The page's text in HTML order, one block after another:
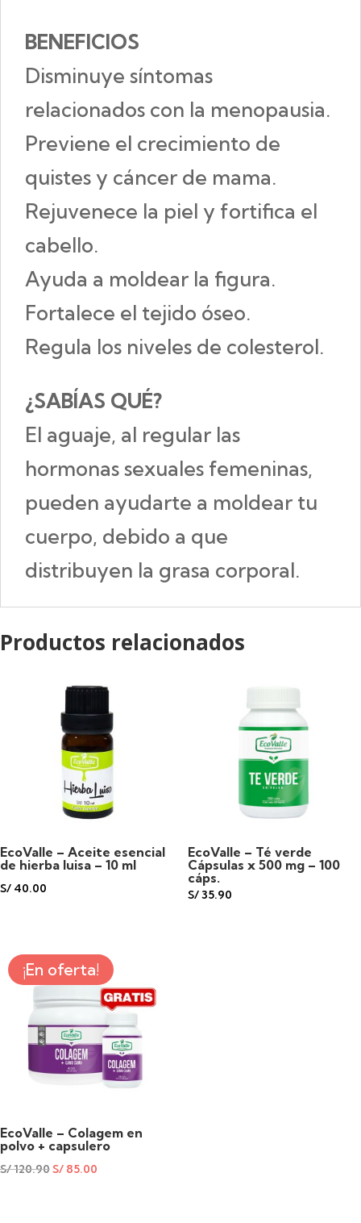
BENEFICIOS
Disminuye síntomas
relacionados con la menopausia.
Previene el crecimiento de
quistes y cáncer de mama.
Rejuvenece la piel y fortifica el
cabello.
Ayuda a moldear la figura.
Fortalece el tejido óseo.
Regula los niveles de colesterol.
¿SABÍAS QUÉ?
El aguaje, al regular las
hormonas sexuales femeninas,
pueden ayudarte a moldear tu
cuerpo, debido a que
distribuyen la grasa corporal.
Productos relacionados
EcoValle – Aceite esencial
de hierba luisa – 10 ml
S/ 40.00
EcoValle – Té verde
Cápsulas x 500 mg – 100
cáps.
S/35.90
¡En oferta!
EcoValle – Colagem en
polvo + capsulero
S/120.90S/ 85.00